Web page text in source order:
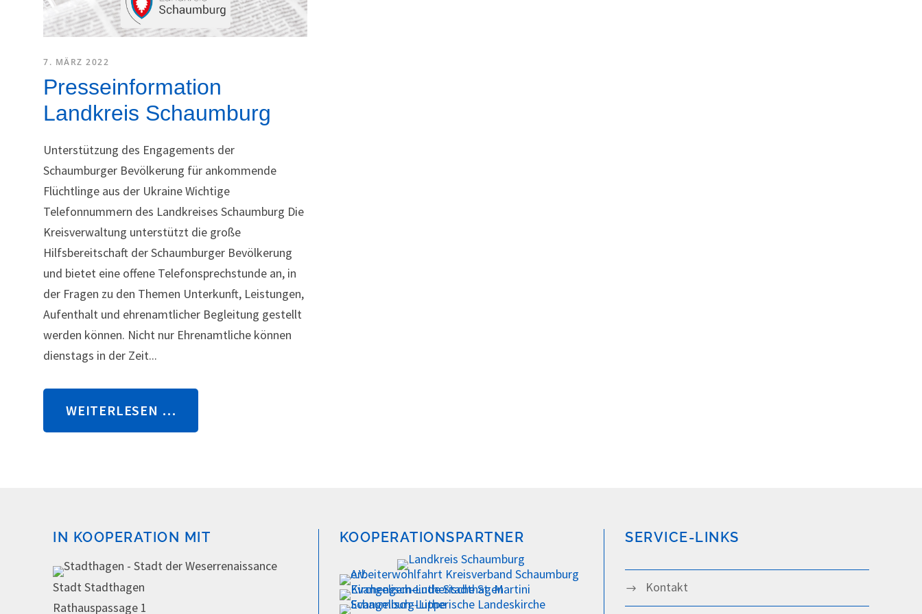
7. MÄRZ 2022
Presseinformation
Landkreis Schaumburg
Unterstützung des Engagements der
Schaumburger Bevölkerung für ankommende
Flüchtlinge aus der Ukraine Wichtige
Telefonnummern des Landkreises Schaumburg Die
Kreisverwaltung unterstützt die große
Hilfsbereitschaft der Schaumburger Bevölkerung
und bietet eine offene Telefonsprechstunde an, in
der Fragen zu den Themen Unterkunft, Leistungen,
Aufenthalt und ehrenamtlicher Begleitung gestellt
werden können. Nicht nur Ehrenamtliche können
dienstags in der Zeit...
WEITERLESEN …
IN KOOPERATION MIT
Stadt Stadthagen
Rathauspassage 1
KOOPERATIONSPARTNER SERVICE-LINKS
Kontakt